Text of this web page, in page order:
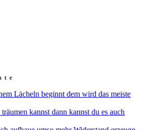
Lächeln beginnt dem wird das meiste
kannst dann kannst du es auch